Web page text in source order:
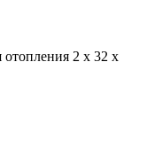
отопления 2 x 32 x